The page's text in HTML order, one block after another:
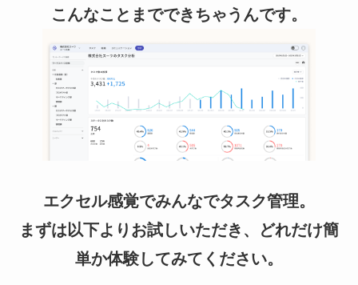
こんなことまでできちゃうんです。
エクセル感覚でみんなでタスク管理。
まずは以下よりお試しいただき、どれだけ簡
単か体験してみてください。